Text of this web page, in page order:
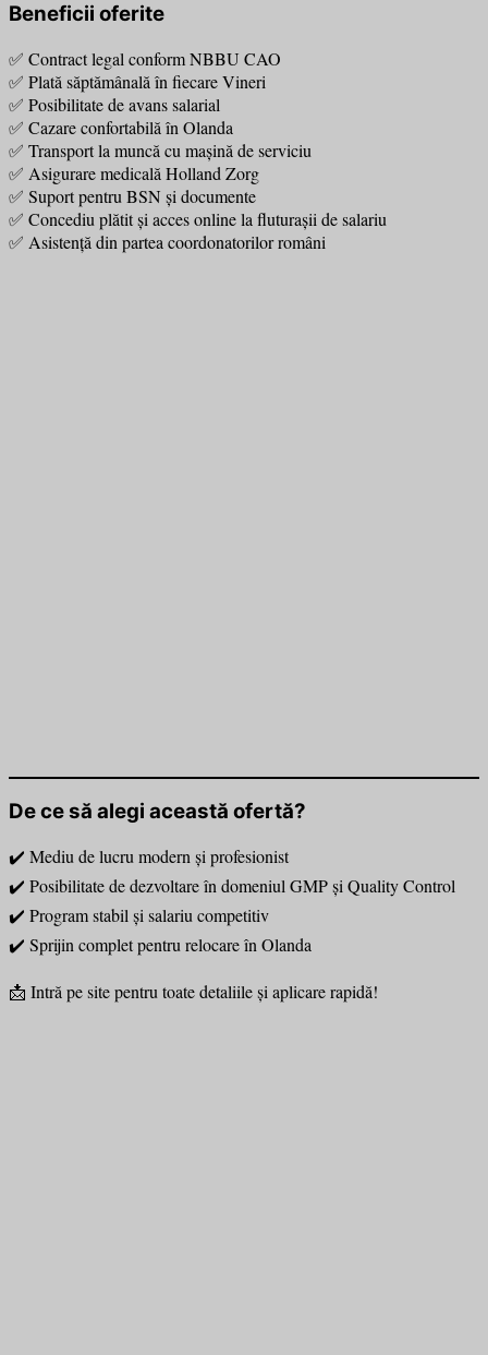
Beneficii oferite
✅ Contract legal conform NBBU CAO
✅ Plată săptămânală în fiecare Vineri
✅ Posibilitate de avans salarial
✅ Cazare confortabilă în Olanda
✅ Transport la muncă cu mașină de serviciu
✅ Asigurare medicală Holland Zorg
✅ Suport pentru BSN și documente
✅ Concediu plătit și acces online la fluturașii de salariu
✅ Asistență din partea coordonatorilor români
De ce să alegi această ofertă?
✔️ Mediu de lucru modern și profesionist
✔️ Posibilitate de dezvoltare în domeniul GMP și Quality Control
✔️ Program stabil și salariu competitiv
✔️ Sprijin complet pentru relocare în Olanda
📩 Intră pe site pentru toate detaliile și aplicare rapidă!